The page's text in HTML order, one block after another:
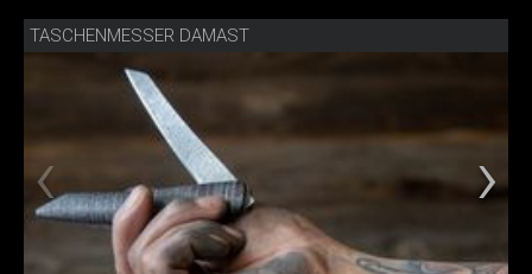
TASCHENMESSER DAMAST